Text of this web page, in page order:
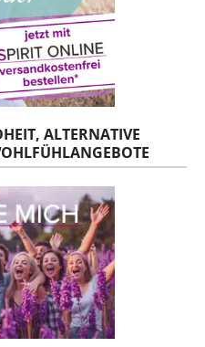
ALTERNATIVE